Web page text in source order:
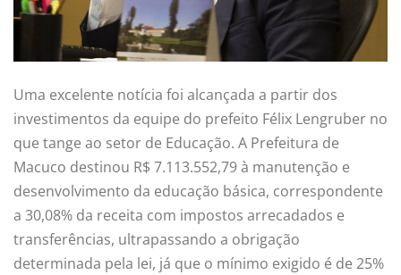
Uma excelente notícia foi alcançada a partir dos
investimentos da equipe do prefeito Félix Lengruber no
que tange ao setor de Educação. A Prefeitura de
Macuco destinou R$ 7.113.552,79 à manutenção e
desenvolvimento da educação básica, correspondente
a 30,08% da receita com impostos arrecadados e
transferências, ultrapassando a obrigação
determinada pela lei, já que o mínimo exigido é de 25%